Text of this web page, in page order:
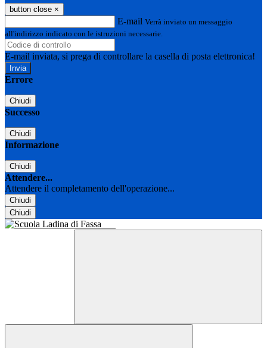
button close ×
E-mail Verrà inviato un messaggio
all'indirizzo indicato con le istruzioni necessarie.
E-mail inviata, si prega di controllare la casella di posta elettronica!
Errore
Chiudi
Successo
Chiudi
Informazione
Chiudi
Attendere...
Attendere il completamento dell'operazione...
Chiudi
Chiudi